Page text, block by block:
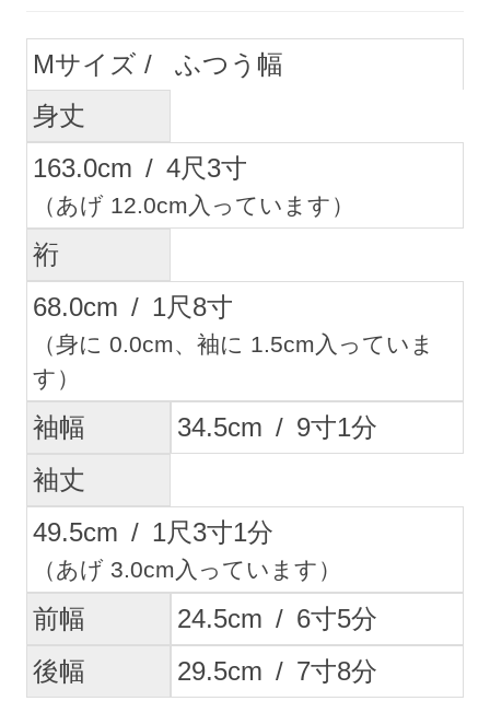
M
ふつう幅
身丈
163.0cm / 4尺3寸
（あげ 12.0cm入っています）
裄
68.0cm / 1尺8寸
（身に 0.0cm、袖に 1.5cm入っていま
す）
袖幅 34.5cm / 9寸1分
袖丈
49.5cm / 1尺3寸1分
（あげ 3.0cm入っています）
前幅 24.5cm / 6寸5分
後幅
29.5cm / 7寸8分